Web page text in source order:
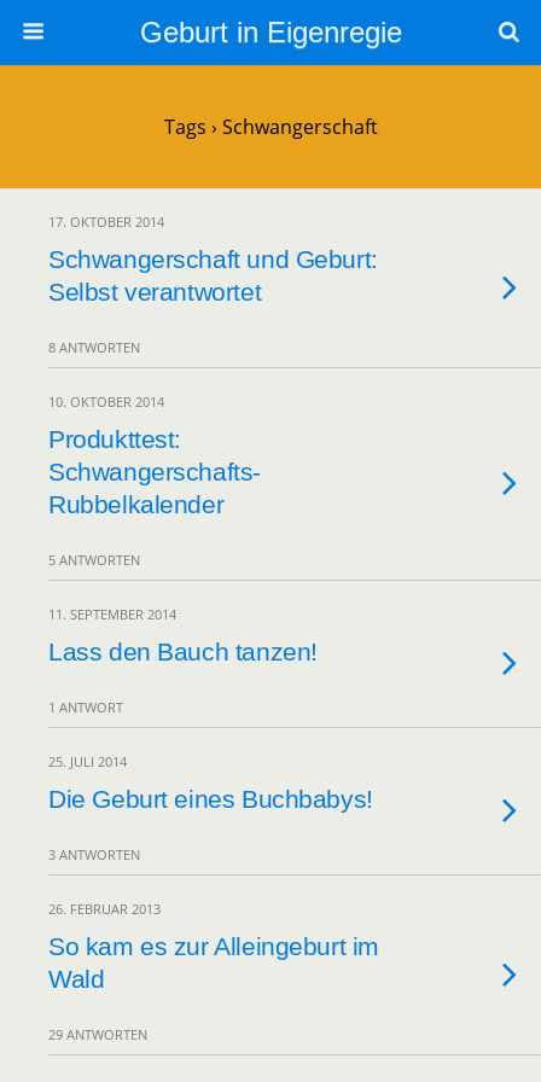
Geburt in Eigenregie
Tags › Schwangerschaft
17. OKTOBER 2014
Schwangerschaft und Geburt:
Selbst verantwortet
8 ANTWORTEN
10. OKTOBER 2014
Produkttest:
Schwangerschafts-
Rubbelkalender
5 ANTWORTEN
11. SEPTEMBER 2014
Lass den Bauch tanzen!
1 ANTWORT
25. JULI 2014
Die Geburt eines Buchbabys!
3 ANTWORTEN
26. FEBRUAR 2013
So kam es zur Alleingeburt im
Wald
29 ANTWORTEN